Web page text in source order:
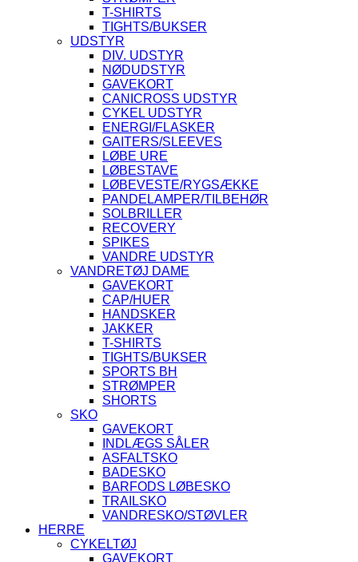
T-SHIRTS
TIGHTS/BUKSER
UDSTYR
DIV. UDSTYR
NØDUDSTYR
GAVEKORT
CANICROSS UDSTYR
CYKEL UDSTYR
ENERGI/FLASKER
GAITERS/SLEEVES
LØBE URE
LØBESTAVE
LØBEVESTE/RYGSÆKKE
PANDELAMPER/TILBEHØR
SOLBRILLER
RECOVERY
SPIKES
VANDRE UDSTYR
VANDRETØJ DAME
GAVEKORT
CAP/HUER
HANDSKER
JAKKER
T-SHIRTS
TIGHTS/BUKSER
SPORTS BH
STRØMPER
SHORTS
SKO
GAVEKORT
INDLÆGS SÅLER
ASFALTSKO
BADESKO
BARFODS LØBESKO
TRAILSKO
VANDRESKO/STØVLER
HERRE
CYKELTØJ
GAVEKORT